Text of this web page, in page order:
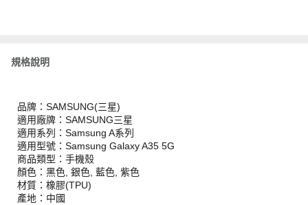
規格說明
品牌：SAMSUNG(三星)
適用廠牌：SAMSUNG三星
適用系列：Samsung A系列
適用型號：Samsung Galaxy A35 5G
商品類型：手機殼
顏色：黑色, 銀色, 藍色, 紫色
材質：橡膠(TPU)
產地：中國